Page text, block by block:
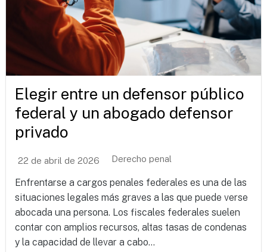
Elegir entre un defensor público
federal y un abogado defensor
privado
22 de abril de 2026 Derecho penal
Enfrentarse a cargos penales federales es una de las
situaciones legales más graves a las que puede verse
abocada una persona. Los fiscales federales suelen
contar con amplios recursos, altas tasas de condenas
y la capacidad de llevar a cabo...